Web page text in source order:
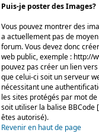
Puis-je poster des Images?
Vous pouvez montrer des
a actuellement pas de
forum. Vous devez donc
web public, exemple : http://
pouvez pas créer un lien
que celui-ci soit un serveur
nécessitant une
les sites protégés par mot
soit utiliser la balise BBCode
êtes autorisé).
Revenir en haut de page